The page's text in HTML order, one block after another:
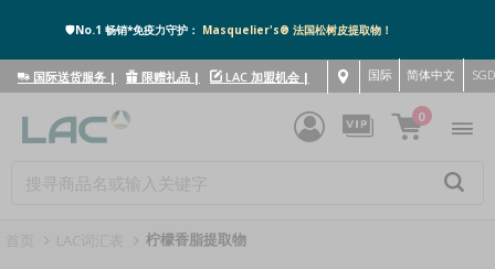
🛡️No.1 畅销*免疫力守护： Masquelier's® 法国松树皮提取物！
国际送货服务 | 限赠礼品 | LAC 加盟机会 | 国际 简体中文 SGD
0
柠檬香脂提取物